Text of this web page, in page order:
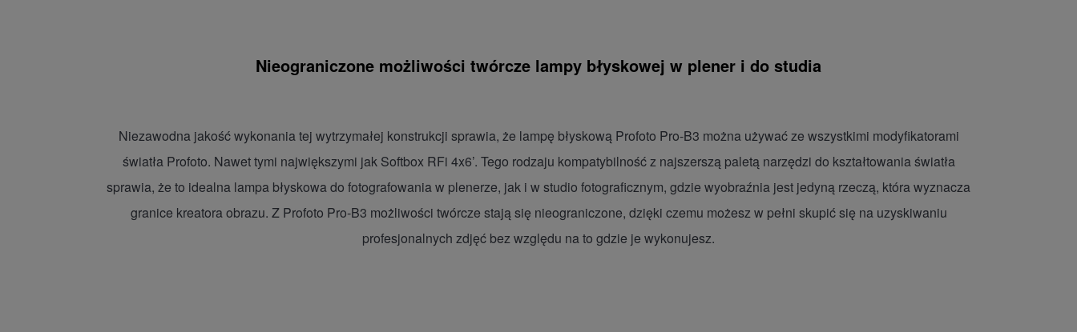
Nieograniczone możliwości twórcze lampy błyskowej w plener i do studia
Niezawodna jakość wykonania tej wytrzymałej konstrukcji sprawia, że lampę błyskową Profoto Pro-B3 można używać ze wszystkimi modyfikatorami
światła Profoto. Nawet tymi największymi jak Softbox RFi 4x6’. Tego rodzaju kompatybilność z najszerszą paletą narzędzi do kształtowania światła
sprawia, że to idealna lampa błyskowa do fotografowania w plenerze, jak i w studio fotograficznym, gdzie wyobraźnia jest jedyną rzeczą, która wyznacza
granice kreatora obrazu. Z Profoto Pro-B3 możliwości twórcze stają się nieograniczone, dzięki czemu możesz w pełni skupić się na uzyskiwaniu
profesjonalnych zdjęć bez względu na to gdzie je wykonujesz.